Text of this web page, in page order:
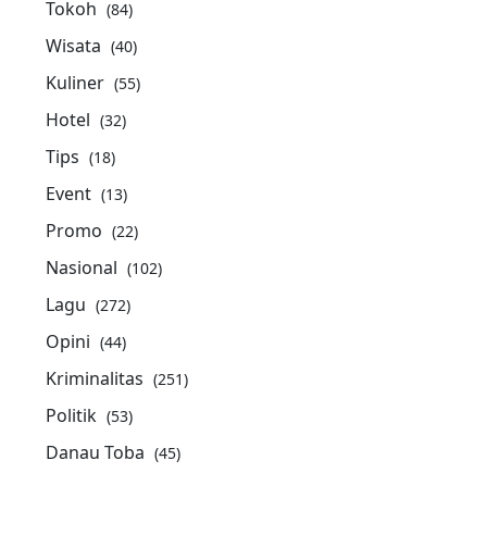
Tokoh (84)
Wisata (40)
Kuliner (55)
Hotel (32)
Tips (18)
Event (13)
Promo (22)
Nasional (102)
Lagu (272)
Opini (44)
Kriminalitas (251)
Politik (53)
Danau Toba (45)